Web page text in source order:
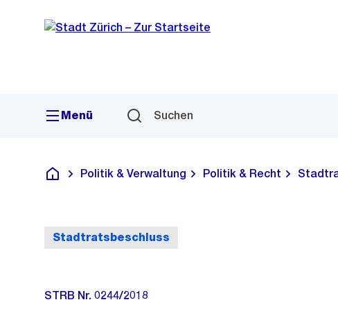
Navigation
Sprunglink
Menü Suchen
Deutsch
Politik & Verwaltung Politik & Recht
Stadtratsbeschluss
STRB Nr. 0244/2018